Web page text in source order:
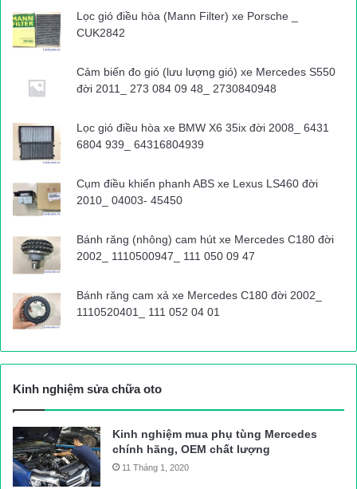
Lọc gió điều hòa (Mann Filter) xe Porsche _
CUK2842
Cảm biến đo gió (lưu lượng gió) xe Mercedes S550
đời 2011_ 273 084 09 48_ 2730840948
Lọc gió điều hòa xe BMW X6 35ix đời 2008_ 6431
6804 939_ 64316804939
Cụm điều khiển phanh ABS xe Lexus LS460 đời
2010_ 04003- 45450
Bánh răng (nhông) cam hút xe Mercedes C180 đời
2002_ 1110500947_ 111 050 09 47
Bánh răng cam xả xe Mercedes C180 đời 2002_
1110520401_ 111 052 04 01
Kinh nghiệm sửa chữa oto
Kinh nghiệm mua phụ tùng Mercedes
chính hãng, OEM chất lượng
11 Tháng 1, 2020